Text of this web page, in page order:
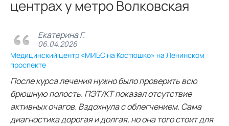
центрах у метро Волковская
Екатерина Г.
06.04.2026
Медицинский центр «МИБС на Костюшко» на Ленинском
проспекте
После курса лечения нужно было проверить всю
брюшную полость. ПЭТ/КТ показал отсутствие
активных очагов. Вздохнула с облегчением. Сама
диагностика дорогая и долгая, но она того стоит для